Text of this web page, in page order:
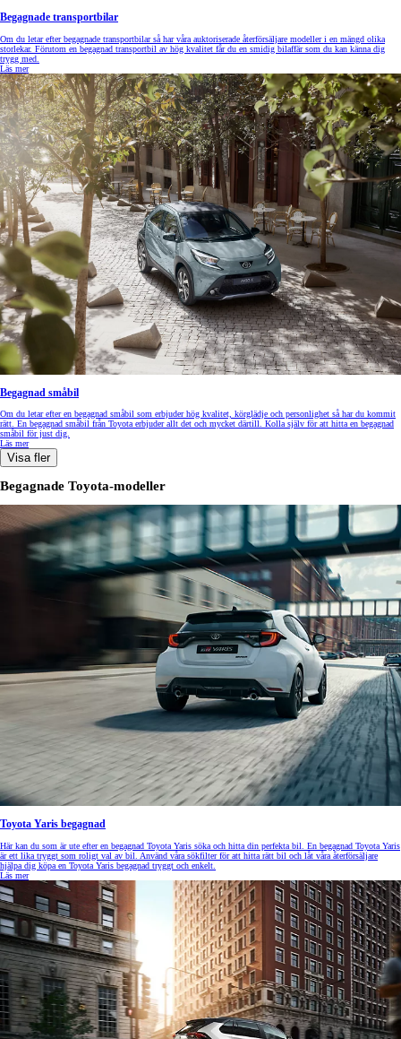
Begagnade transportbilar
Om du letar efter begagnade transportbilar så har våra auktoriserade återförsäljare modeller i en mängd olika
storlekar. Förutom en begagnad transportbil av hög kvalitet får du en smidig bilaffär som du kan känna dig
trygg med.
Läs mer
Begagnad småbil
Om du letar efter en begagnad småbil som erbjuder hög kvalitet, körglädje och personlighet så har du kommit
rätt. En begagnad småbil från Toyota erbjuder allt det och mycket därtill. Kolla själv för att hitta en begagnad
småbil för just dig.
Läs mer
Visa fler
Begagnade Toyota-modeller
Toyota Yaris begagnad
Här kan du som är ute efter en begagnad Toyota Yaris söka och hitta din perfekta bil. En begagnad Toyota Yaris
är ett lika tryggt som roligt val av bil. Använd våra sökfilter för att hitta rätt bil och låt våra återförsäljare
hjälpa dig köpa en Toyota Yaris begagnad tryggt och enkelt.
Läs mer